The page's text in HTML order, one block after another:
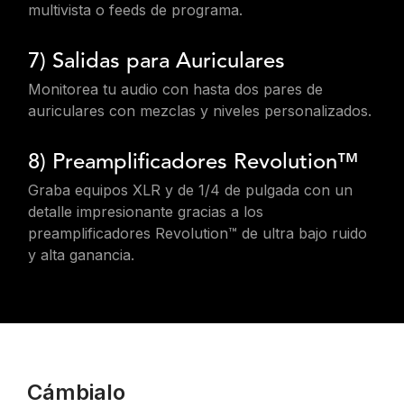
multivista o feeds de programa.
7) Salidas para Auriculares
Monitorea tu audio con hasta dos pares de
auriculares con mezclas y niveles personalizados.
8) Preamplificadores Revolution™
Graba equipos XLR y de 1/4 de pulgada con un
detalle impresionante gracias a los
preamplificadores Revolution™ de ultra bajo ruido
y alta ganancia.
Cámbialo